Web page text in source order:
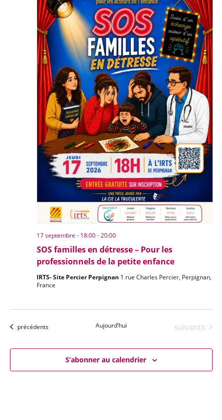
SOS familles en détresse – Pour les
professionnels de la petite enfance
17 septembre - 18:00-20:00
IRTS- Site Percier Perpignan 1 rue Charles Percier, Perpignan,
France
Évènements
précédents Aujourd’hui Évènements
suivants
S’abonner au calendrier